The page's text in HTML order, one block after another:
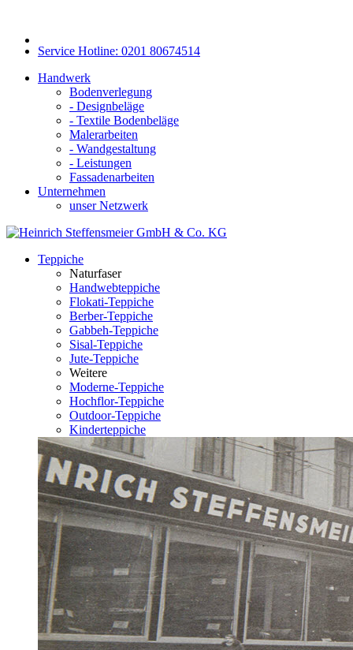
Service Hotline: 0201 80674514
Handwerk
Bodenverlegung
- Designbeläge
- Textile Bodenbeläge
Malerarbeiten
- Wandgestaltung
- Leistungen
Fassadenarbeiten
Unternehmen
unser Netzwerk
Teppiche
Naturfaser
Handwebteppiche
Flokati-Teppiche
Berber-Teppiche
Gabbeh-Teppiche
Sisal-Teppiche
Jute-Teppiche
Weitere
Moderne-Teppiche
Hochflor-Teppiche
Outdoor-Teppiche
Kinderteppiche